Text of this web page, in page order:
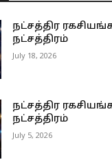
நட்சத்திர
நட்சத்திரம்
July 18, 2026
நட்சத்திர
நட்சத்திரம்
July 5, 2026